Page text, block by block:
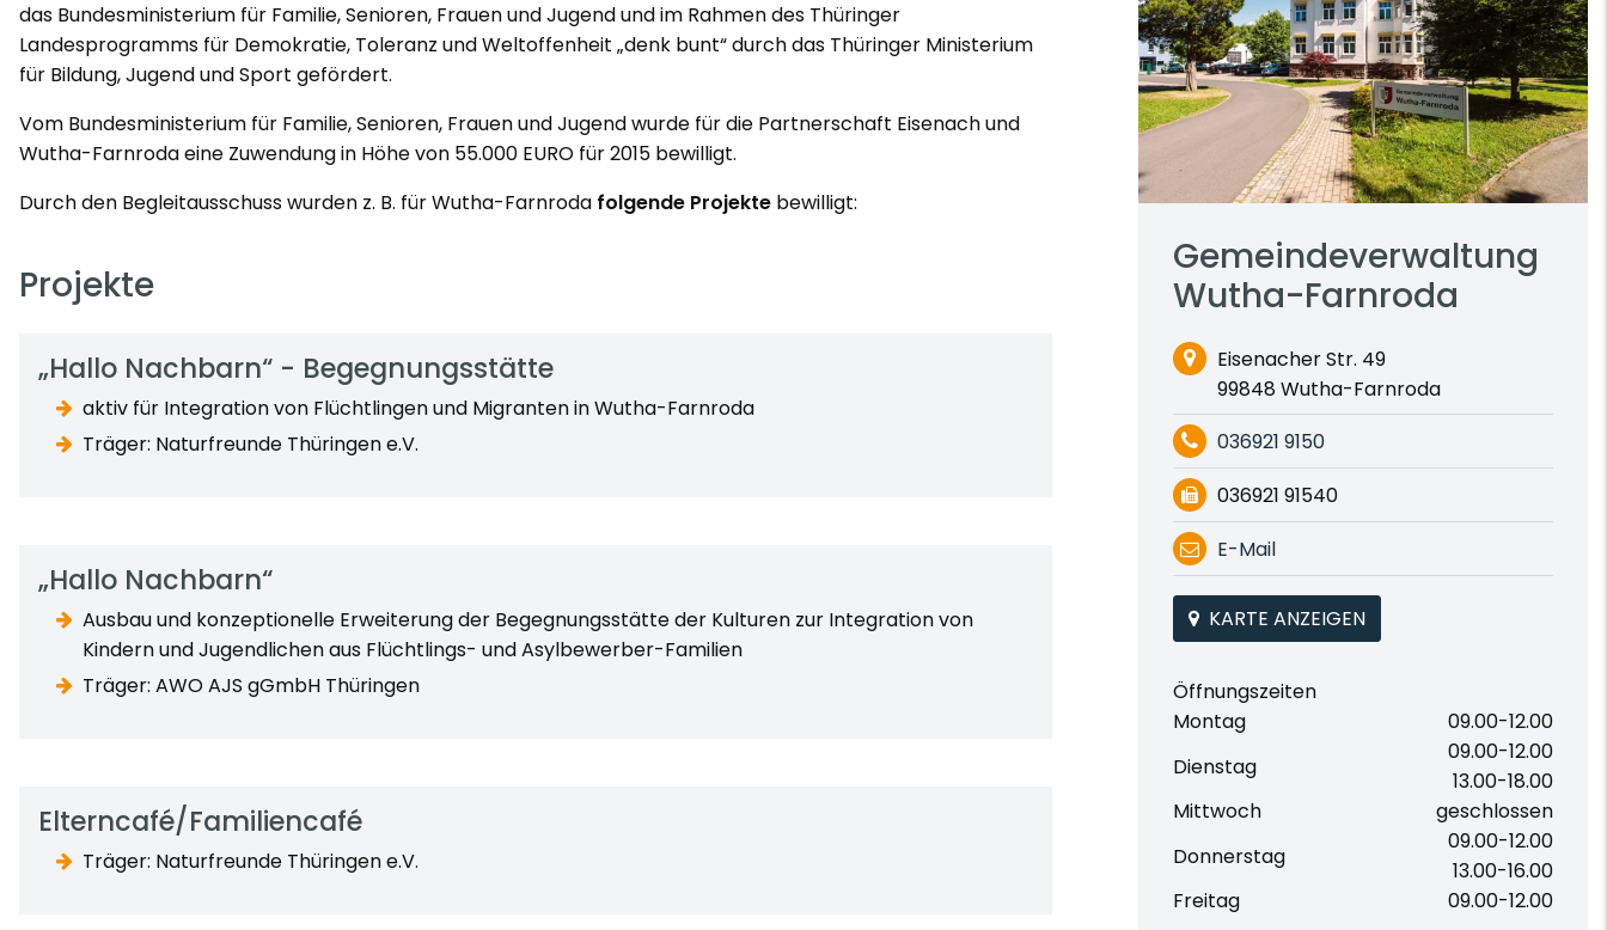
das Bundesministerium für Familie, Senioren, Frauen und Jugend und im Rahmen des Thüringer
Landesprogramms für Demokratie, Toleranz und Weltoffenheit „denk bunt“ durch das Thüringer Ministerium
für Bildung, Jugend und Sport gefördert.
Vom Bundesministerium für Familie, Senioren, Frauen und Jugend wurde für die Partnerschaft Eisenach und
Wutha-Farnroda eine Zuwendung in Höhe von 55.000 EURO für 2015 bewilligt.
Durch den Begleitausschuss wurden z. B. für Wutha-Farnroda folgende Projekte bewilligt:
Projekte
„Hallo Nachbarn“ - Begegnungsstätte
aktiv für Integration von Flüchtlingen und Migranten in Wutha-Farnroda
Träger: Naturfreunde Thüringen e.V.
„Hallo Nachbarn“
Ausbau und konzeptionelle Erweiterung der Begegnungsstätte der Kulturen zur Integration von
Kindern und Jugendlichen aus Flüchtlings- und Asylbewerber-Familien
Träger: AWO AJS gGmbH Thüringen
Elterncafé/Familiencafé
Träger: Naturfreunde Thüringen e.V.
Gemeindeverwaltung
Wutha-Farnroda
Eisenacher Str. 49
99848 Wutha-Farnroda
036921 9150
036921 91540
E-Mail
KARTE ANZEIGEN
Öffnungszeiten
Montag
09.00-12.00
Dienstag
09.00-12.00
13.00-18.00
Mittwoch
geschlossen
Donnerstag
09.00-12.00
13.00-16.00
Freitag
09.00-12.00